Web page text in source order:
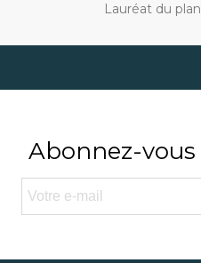
Lauréat du
Abonnez-